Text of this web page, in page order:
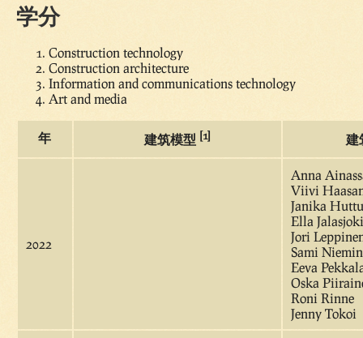
学分
Construction technology
Construction architecture
Information and communications technology
Art and media
年 建筑模型 [1] 建
2022
Anna
Viivi
Janika
Ella Jalasjoki
Jori
Sami
Eeva
Oska
Roni Rinne
Jenny Tokoi